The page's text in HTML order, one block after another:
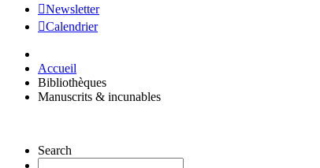
Newsletter
Calendrier
Accueil
Bibliothèques
Manuscrits & incunables
Search